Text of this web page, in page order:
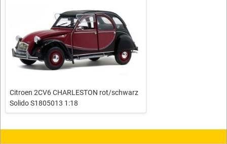
Citroen 2CV6 CHARLESTON rot/schwarz
Solido S1805013 1:18